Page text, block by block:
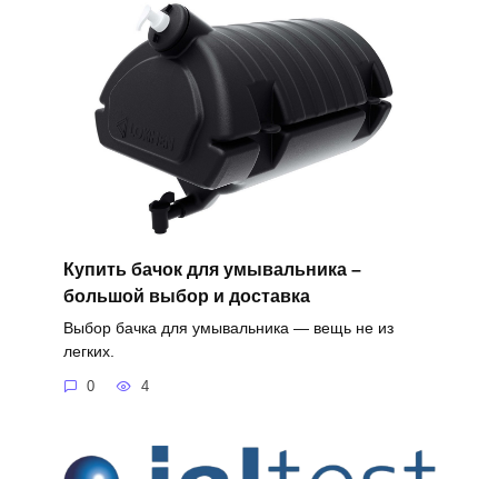
Купить бачок для умывальника –
большой выбор и доставка
Выбор бачка для умывальника — вещь не из
легких.
0 4